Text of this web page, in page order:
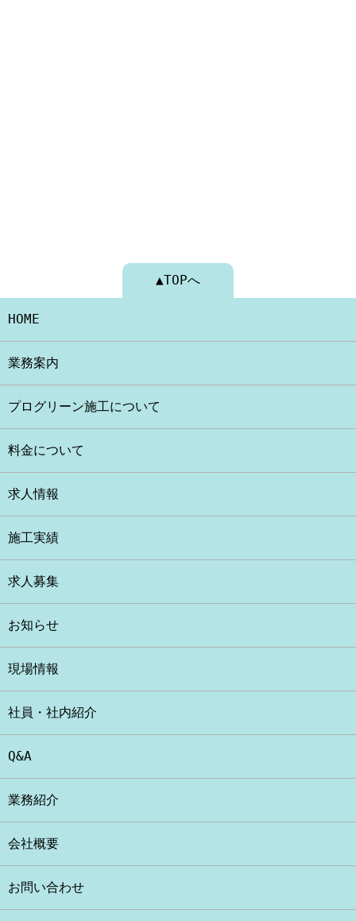
▲TOPへ
HOME
業務案内
プログリーン施工について
料金について
求人情報
施工実績
求人募集
お知らせ
現場情報
社員・社内紹介
Q&A
業務紹介
会社概要
お問い合わせ